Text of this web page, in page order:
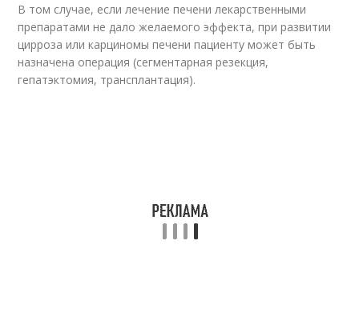
В том случае, если лечение печени лекарственными
препаратами не дало желаемого эффекта, при развитии
цирроза или карциномы печени пациенту может быть
назначена операция (сегментарная резекция,
гепатэктомия, трансплантация).